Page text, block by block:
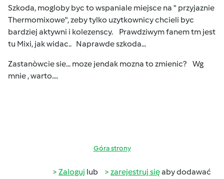
Szkoda, mogloby byc to wspaniale miejsce na " przyjaznie
Thermomixowe", zeby tylko uzytkownicy chcieli byc
bardziej aktywni i kolezenscy. Prawdziwym fanem tm jest
tu Mixi, jak widac.. Naprawde szkoda...
Zastanòwcie sie... moze jendak mozna to zmienic? Wg
mnie , warto....
Góra strony
Zaloguj lub zarejestruj sięaby dodawać